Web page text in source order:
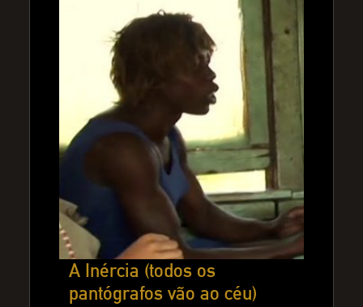
A Inércia (todos os
pantógrafos vão ao céu)